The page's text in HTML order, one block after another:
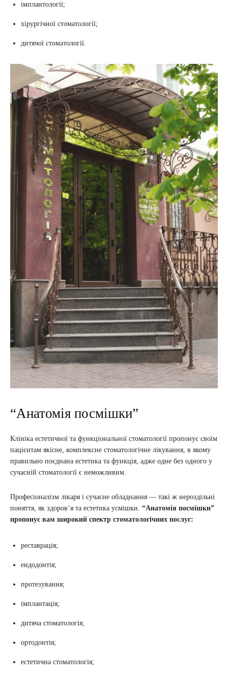
імплантології;
хірургічної стоматології;
дитячої стоматології.
“Анатомія посмішки”
Клініка естетичної та функціональної стоматології пропонує своїм
пацієнтам якісне, комплексне стоматологічне лікування, в якому
правильно поєднана естетика та функція, адже одне без одного у
сучасній стоматології є неможливим.
Професіоналізм лікаря і сучасне обладнання — такі ж нероздільні
поняття, як здоровʼя та естетика усмішки. “Анатомія посмішки”
пропонує вам широкий спектр стоматологічних послуг:
реставрація;
ендодонтія;
протезування;
імплантація;
дитяча стоматологія;
ортодонтія;
естетична стоматологія;